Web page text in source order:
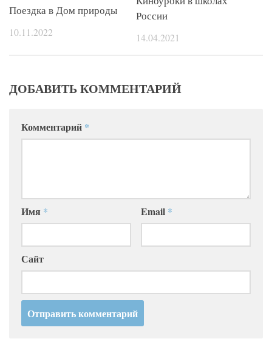
Поездка в Дом природы
10.11.2022
России
14.04.2021
ДОБАВИТЬ КОММЕНТАРИЙ
Комментарий *
Имя * Email *
Сайт